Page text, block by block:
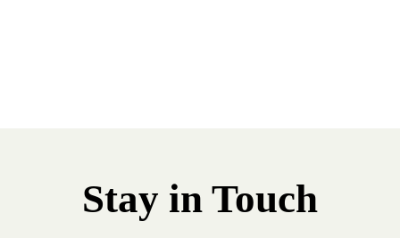
Stay in Touch